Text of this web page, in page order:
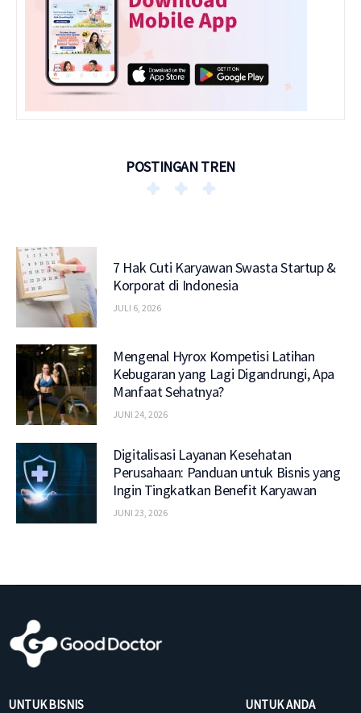
POSTINGAN TREN
7 Hak Cuti Karyawan Swasta Startup &
Korporat di Indonesia
JULI 6, 2026
Mengenal Hyrox Kompetisi Latihan
Kebugaran yang Lagi Digandrungi, Apa
Manfaat Sehatnya?
JUNI 24, 2026
Digitalisasi Layanan Kesehatan
Perusahaan: Panduan untuk Bisnis yang
Ingin Tingkatkan Benefit Karyawan
JUNI 23, 2026
UNTUK BISNIS UNTUK ANDA